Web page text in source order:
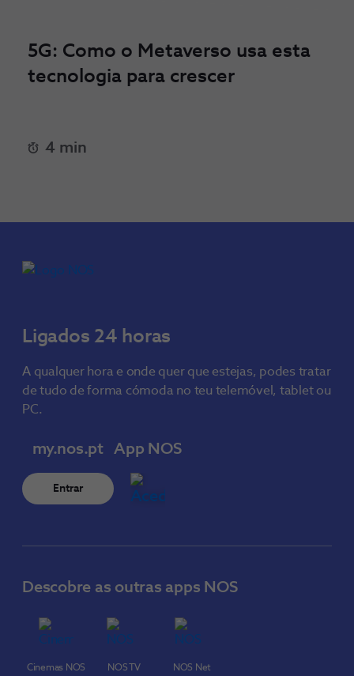
5G: Como o Metaverso usa esta
tecnologia para crescer
4 min
Ligados 24 horas
A qualquer hora e onde quer que estejas, podes tratar
de tudo de forma cómoda no teu telemóvel, tablet ou
PC.
my.nos.pt
Entrar
App NOS
Descobre as outras apps NOS
Cinemas NOS NOS TV NOS Net